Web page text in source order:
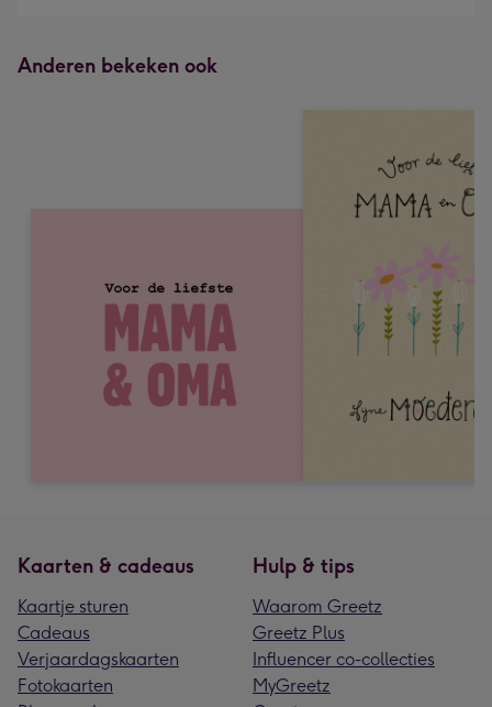
Anderen bekeken ook
Kaarten & cadeaus
Kaartje sturen
Cadeaus
Verjaardagskaarten
Fotokaarten
Hulp & tips
Waarom Greetz
Greetz Plus
Influencer co-collecties
MyGreetz